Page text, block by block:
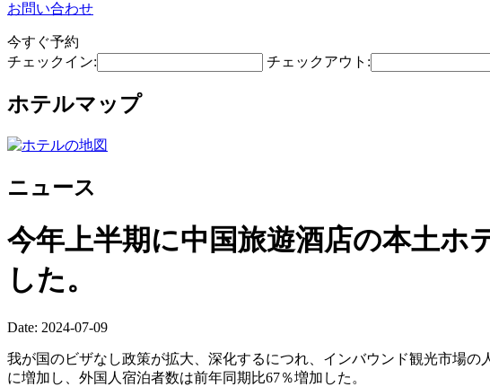
お問い合わせ
今すぐ予約
チェックイン:
チェックアウト:
ホテルマップ
ニュース
今年上半期に中国旅遊酒店の本土ホ
した。
Date: 2024-07-09
我が国のビザなし政策が拡大、深化するにつれ、インバウンド観光市場
に増加し、外国人宿泊者数は前年同期比67％増加した。